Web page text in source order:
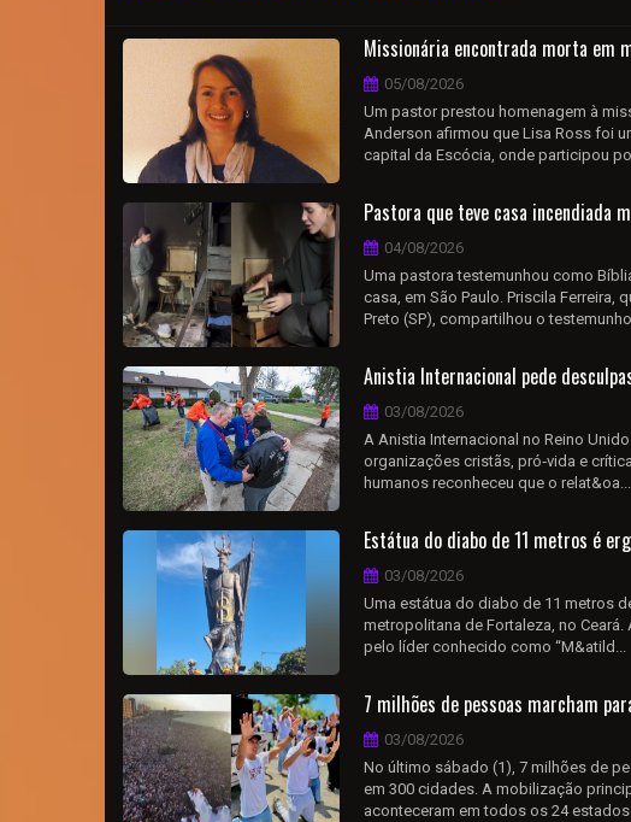
Missionária encontrada morta em
05/08/2026
Um pastor prestou homenagem à
Anderson afirmou que Lisa Ross foi
capital da Escócia, onde participou
Pastora que teve casa incendiada
04/08/2026
Uma pastora testemunhou como
casa, em São Paulo. Priscila Ferreira,
Preto (SP), compartilhou o
Anistia Internacional pede
03/08/2026
A Anistia Internacional no Reino
organizações cristãs, pró‑vida e
humanos reconheceu que o relat&oa...
Estátua do diabo de 11 metros é
03/08/2026
Uma estátua do diabo de 11 metros
metropolitana de Fortaleza, no
pelo líder conhecido como “M&atild...
7 milhões de pessoas marcham
03/08/2026
No último sábado (1), 7 milhões de
em 300 cidades. A mobilização
aconteceram em todos os 24 estados